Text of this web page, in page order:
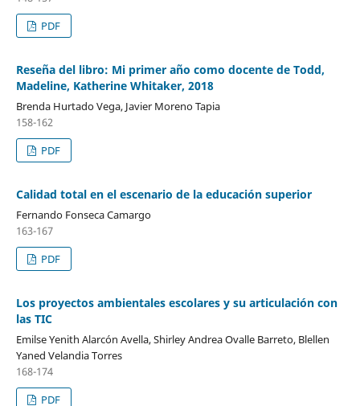
PDF
Reseña del libro: Mi primer año como docente de Todd,
Madeline, Katherine Whitaker, 2018
Brenda Hurtado Vega, Javier Moreno Tapia
158-162
PDF
Calidad total en el escenario de la educación superior
Fernando Fonseca Camargo
163-167
PDF
Los proyectos ambientales escolares y su articulación con
las TIC
Emilse Yenith Alarcón Avella, Shirley Andrea Ovalle Barreto, Blellen
Yaned Velandia Torres
168-174
PDF